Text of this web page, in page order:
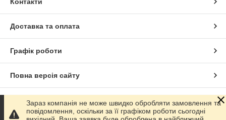
Контакти
Доставка та оплата
Графік роботи
Повна версія сайту
Сайт створено на маркетплейсіProm.ua
Зараз компанія не може швидко обробляти замовлення та
повідомлення, оскільки за її графіком роботи сьогодні